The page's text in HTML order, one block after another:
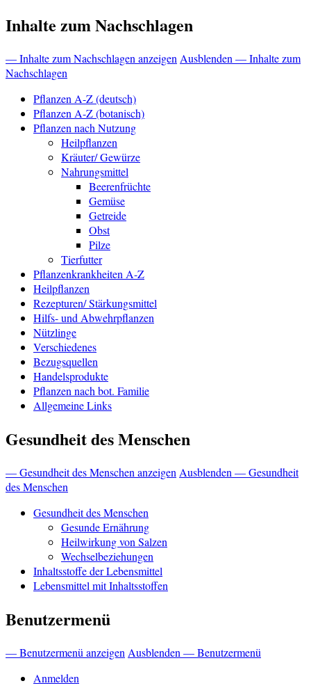
Inhalte zum Nachschlagen
— Inhalte zum Nachschlagen anzeigen Ausblenden — Inhalte zum
Nachschlagen
Pflanzen A-Z (deutsch)
Pflanzen A-Z (botanisch)
Pflanzen nach Nutzung
Heilpflanzen
Kräuter/ Gewürze
Nahrungsmittel
Beerenfrüchte
Gemüse
Getreide
Obst
Pilze
Tierfutter
Pflanzenkrankheiten A-Z
Heilpflanzen
Rezepturen/ Stärkungsmittel
Hilfs- und Abwehrpflanzen
Nützlinge
Verschiedenes
Bezugsquellen
Handelsprodukte
Pflanzen nach bot. Familie
Allgemeine Links
Gesundheit des Menschen
— Gesundheit des Menschen anzeigen Ausblenden — Gesundheit
des Menschen
Gesundheit des Menschen
Gesunde Ernährung
Heilwirkung von Salzen
Wechselbeziehungen
Inhaltsstoffe der Lebensmittel
Lebensmittel mit Inhaltsstoffen
Benutzermenü
— Benutzermenü anzeigen Ausblenden — Benutzermenü
Anmelden